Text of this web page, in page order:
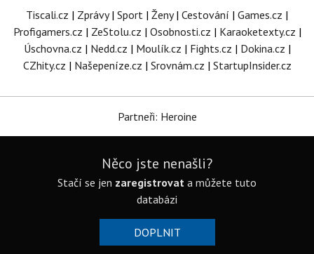
Tiscali.cz | Zprávy| Sport | Ženy| Cestování | Games.cz |
Profigamers.cz | ZeStolu.cz | Osobnosti.cz | Karaoketexty.cz |
Úschovna.cz | Nedd.cz | Moulík.cz | Fights.cz | Dokina.cz |
CZhity.cz | Našepeníze.cz | Srovnám.cz | StartupInsider.cz
Partneři: Heroine
Něco jste nenašli?
Stačí se jen zaregistrovat a můžete tuto
databázi
DOPLNIT